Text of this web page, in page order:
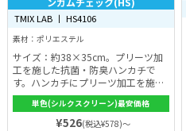
TMIX LAB 丨 HS4106
素材：ポリエステル
サイズ：約38×35cm。プリーツ加
工を施した抗菌・防臭ハンカチで
す。ハンカチにプリーツ加工を施し
た折り目があり、簡単に折りたたむ
ことができます。
単色(シルクスクリーン)最安価格
¥526(税込¥578)～